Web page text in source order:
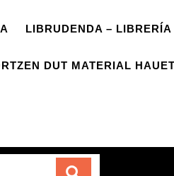
LIBRUDENDA – LIBRERÍA
DUT MATERIAL